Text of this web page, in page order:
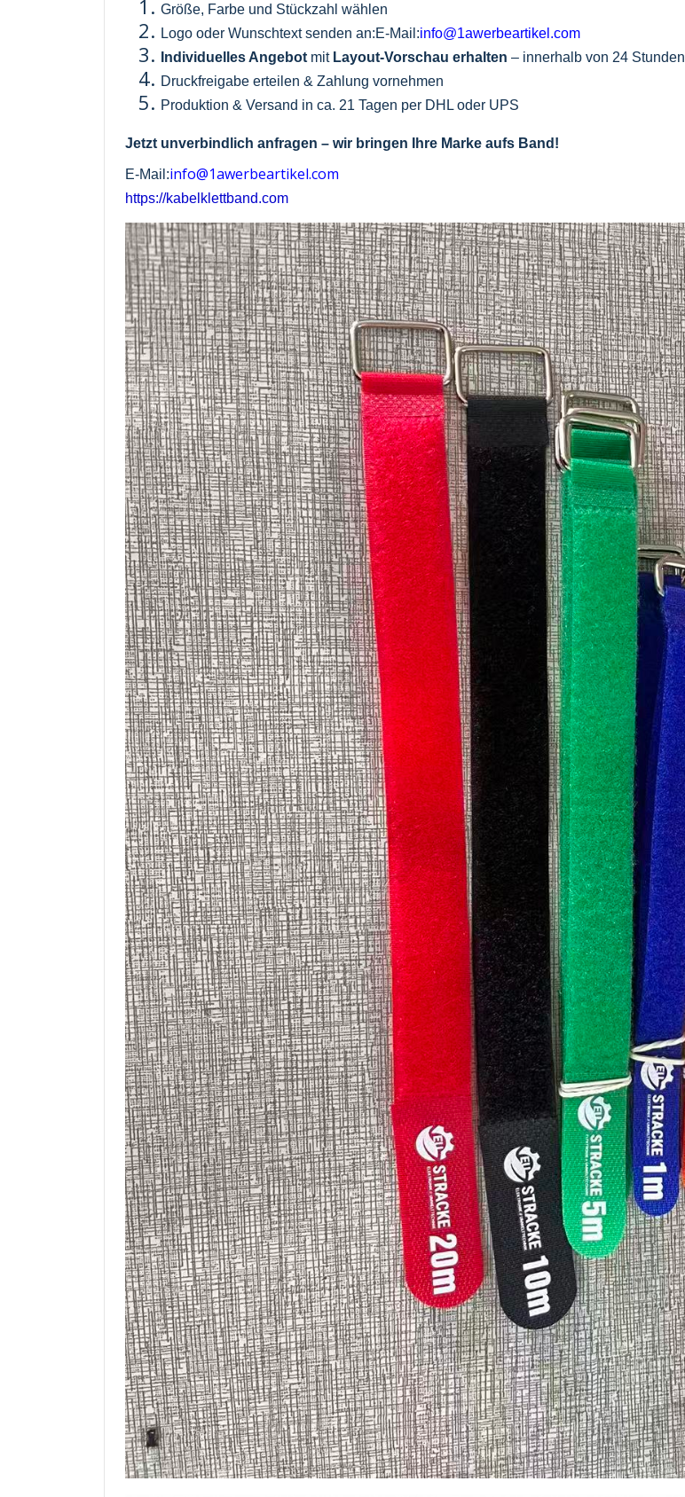
Größe, Farbe und Stückzahl wählen
Logo oder Wunschtext senden an:E-Mail:info@1awerbeartikel.com
Individuelles Angebot mit Layout-Vorschau erhalten – innerhalb von 24 Stunden
Druckfreigabe erteilen & Zahlung vornehmen
Produktion & Versand in ca. 21 Tagen per DHL oder UPS
Jetzt unverbindlich anfragen – wir bringen Ihre Marke aufs Band!
E-Mail:info@1awerbeartikel.com
https://kabelklettband.com